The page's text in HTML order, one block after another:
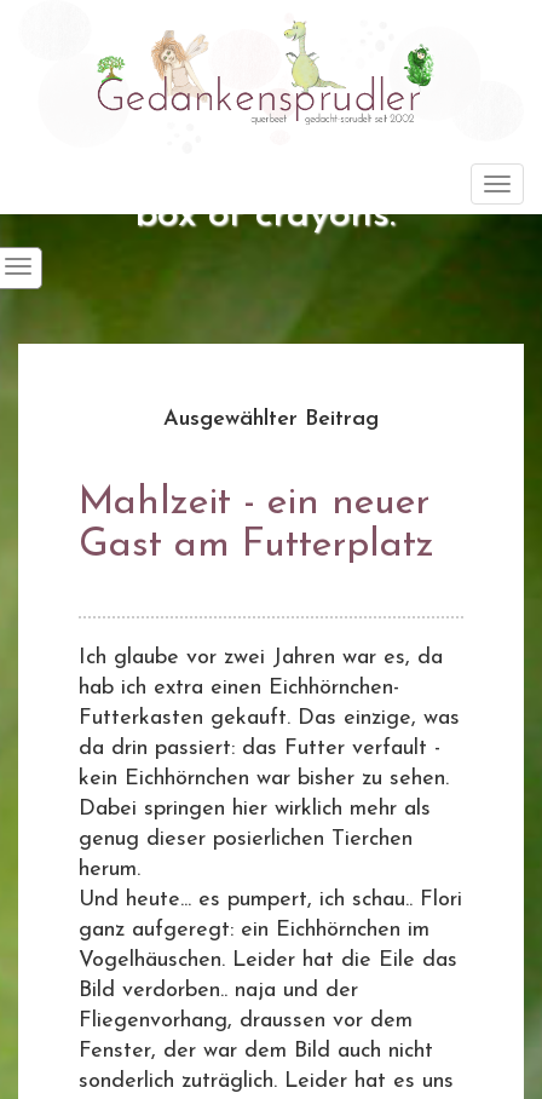
"Life is about using the whole
box of crayons."
Ausgewählter Beitrag
Mahlzeit - ein neuer
Gast am Futterplatz
Ich glaube vor zwei Jahren war es, da
hab ich extra einen Eichhörnchen-
Futterkasten gekauft. Das einzige, was
da drin passiert: das Futter verfault -
kein Eichhörnchen war bisher zu sehen.
Dabei springen hier wirklich mehr als
genug dieser posierlichen Tierchen
herum.
Und heute... es pumpert, ich schau.. Flori
ganz aufgeregt: ein Eichhörnchen im
Vogelhäuschen. Leider hat die Eile das
Bild verdorben.. naja und der
Fliegenvorhang, draussen vor dem
Fenster, der war dem Bild auch nicht
sonderlich zuträglich. Leider hat es uns